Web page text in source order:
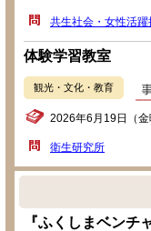
共生社会・女性活躍
体験学習教室
観光・文化・教育
2026年6月19日（
衛生研究所
『ふくしまベンチ